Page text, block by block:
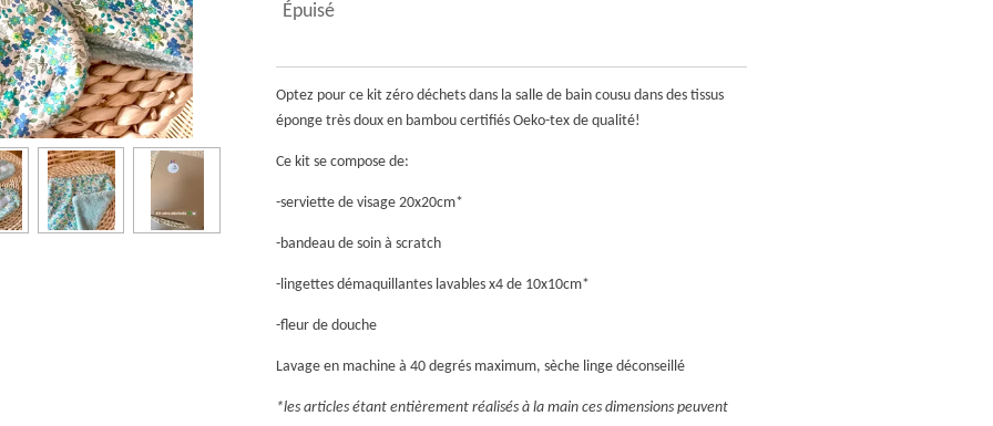
Épuisé
Optez pour ce kit zéro déchets dans la salle de bain cousu dans des tissus
éponge très doux en bambou certifiés Oeko-tex de qualité!
Ce kit se compose de:
-serviette de visage 20x20cm*
-bandeau de soin à scratch
-lingettes démaquillantes lavables x4 de 10x10cm*
-fleur de douche
Lavage en machine à 40 degrés maximum, sèche linge déconseillé
*les articles étant entièrement réalisés à la main ces dimensions peuvent